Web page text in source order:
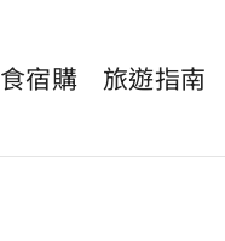
食宿購 旅遊指南